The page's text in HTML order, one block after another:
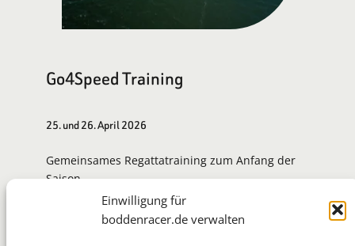
Einwilligung für
boddenracer.de verwalten
Go4Speed Training
25. und 26. April 2026
Gemeinsames Regattatraining zum Anfang der
Saison.
Zur Eventseite